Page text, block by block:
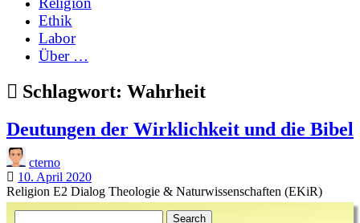
Ethik
Labor
Über …
Schlagwort: Wahrheit
Deutungen der Wirklichkeit und die Bibel
cterno
10. April 2020
Religion E2 Dialog Theologie & Naturwissenschaften (EKiR)
Sidebar